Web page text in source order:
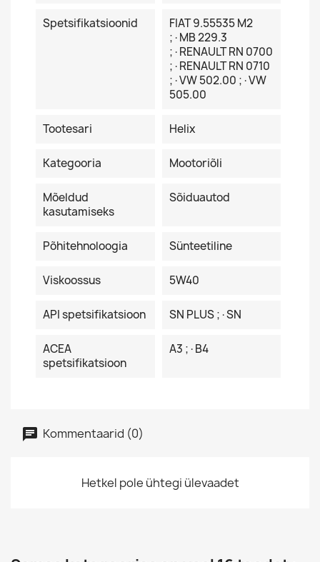
Spetsifikatsioonid
FIAT 9.55535 M2
;·MB 229.3
;·RENAULT RN 0700
;·RENAULT RN 0710
;·VW 502.00 ;·VW
505.00
Tootesari Helix
Kategooria Mootoriõli
Mõeldud
kasutamiseks
Sõiduautod
Põhitehnoloogia Sünteetiline
Viskoossus 5W40
API spetsifikatsioon SN PLUS ;·SN
ACEA
spetsifikatsioon
A3 ;·B4
Kommentaarid (0)
Hetkel pole ühtegi ülevaadet